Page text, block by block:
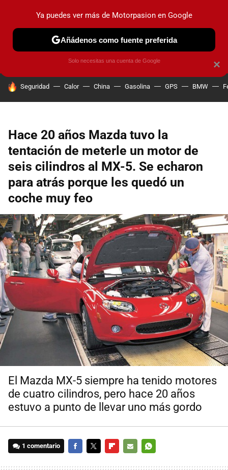
PRUEBAS COCHES ELÉCTRICOS OBSERVATORIO
HOY SE HABLA DE
Seguridad Calor China Gasolina GPS BMW
Hace 20 años Mazda tuvo la
tentación de meterle un motor de
seis cilindros al MX-5. Se echaron
para atrás porque les quedó un
coche muy feo
El Mazda MX-5 siempre ha tenido motores
de cuatro cilindros, pero hace 20 años
estuvo a punto de llevar uno más gordo
1 comentario
×
Ya puedes ver más de Motorpasion en Google
Añádenos como fuente preferida
Solo necesitas una cuenta de Google